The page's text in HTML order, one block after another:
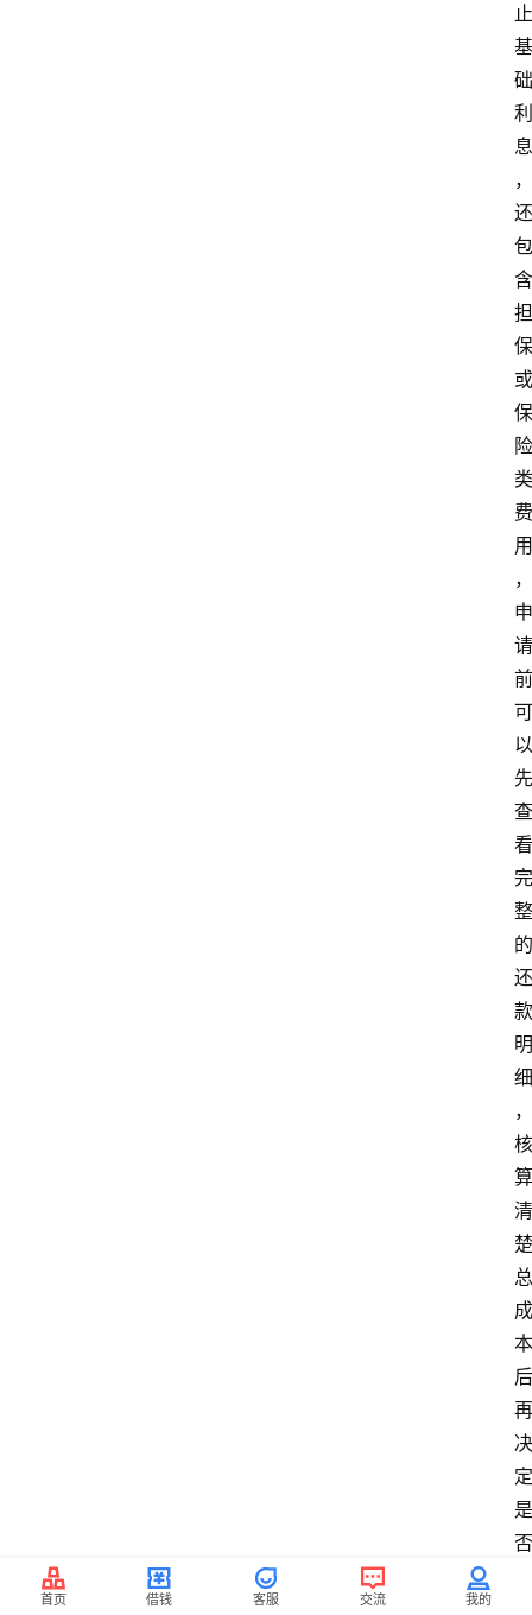
止
基
础
利
息
，
还
包
含
担
保
或
保
险
类
费
用
，
申
请
前
可
以
先
查
看
完
整
的
还
款
明
细
，
核
算
清
楚
总
成
本
后
再
决
定
是
否
首页 借钱 客服 交流 我的